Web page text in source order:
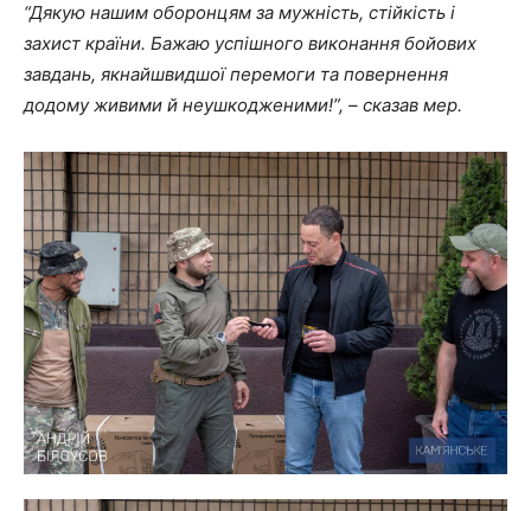
“Дякую нашим оборонцям за мужність, стійкість і
захист країни. Бажаю успішного виконання бойових
завдань, якнайшвидшої перемоги та повернення
додому живими й неушкодженими!”, – сказав мер.